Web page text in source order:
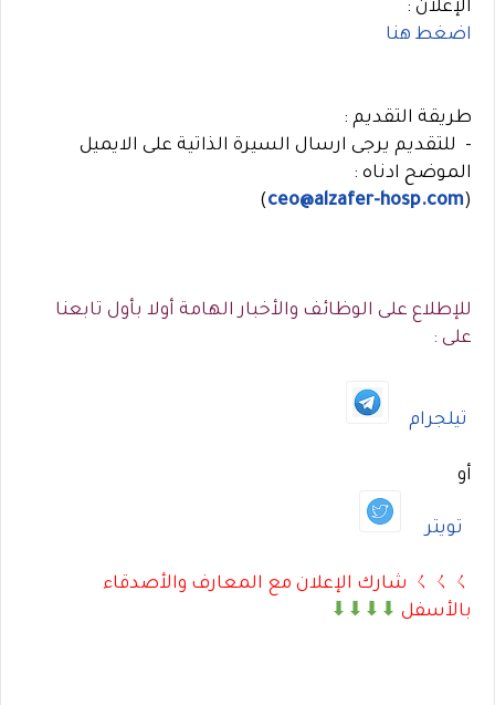
الإعلان :
اضغط هنا
طريقة التقديم :
- للتقديم يرجى ارسال السيرة الذاتية على الايميل
الموضح ادناه :
(
ceo@alzafer-hosp.com
)
للإطلاع على الوظائف والأخبار الهامة أولا بأول تابعنا
على :
تيلجرام
أو
تويتر
ㄑㄑㄑ شارك الإعلان مع المعارف والأصدقاء
بالأسفل ⬇⬇⬇⬇